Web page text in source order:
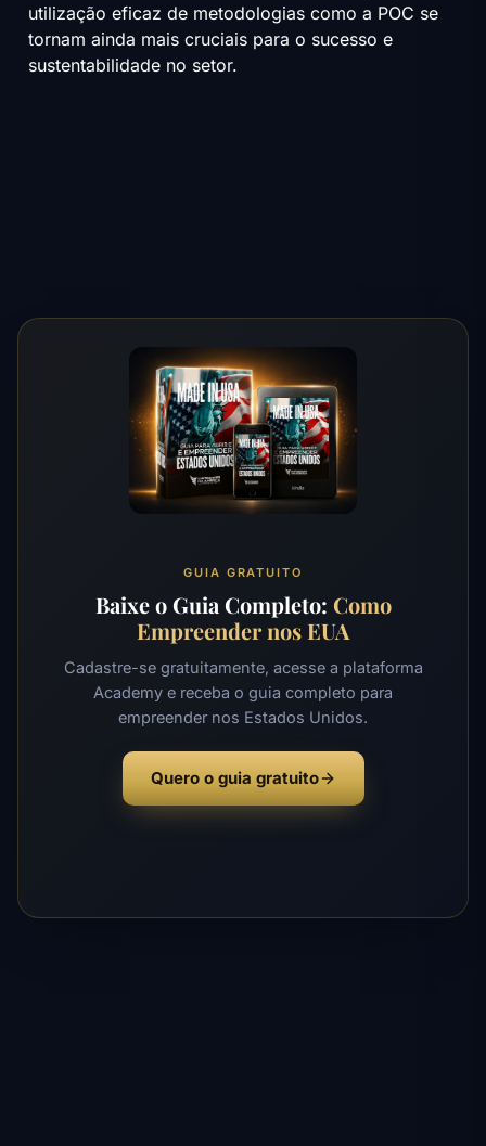
utilização eficaz de metodologias como a POC se
tornam ainda mais cruciais para o sucesso e
sustentabilidade no setor.
GUIA GRATUITO
Baixe o Guia Completo: Como
Empreender nos EUA
Cadastre-se gratuitamente, acesse a plataforma
Academy e receba o guia completo para
empreender nos Estados Unidos.
Quero o guia gratuito